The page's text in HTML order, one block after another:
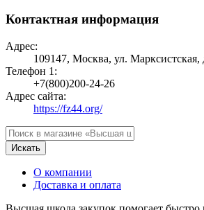
Контактная информация
Адрес:
109147, Москва, ул. Марксистская,
Телефон 1:
+7(800)200-24-26
Адрес сайта:
https://fz44.org/
Искать
О компании
Доставка и оплата